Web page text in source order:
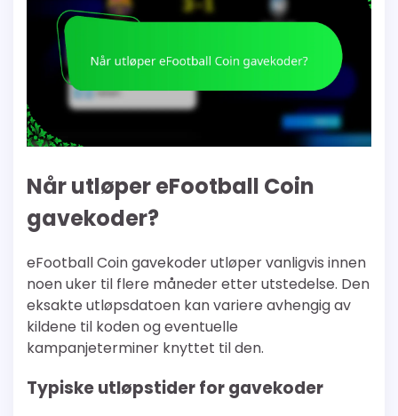
Når utløper eFootball Coin
gavekoder?
eFootball Coin gavekoder utløper vanligvis innen
noen uker til flere måneder etter utstedelse. Den
eksakte utløpsdatoen kan variere avhengig av
kildene til koden og eventuelle
kampanjeterminer knyttet til den.
Typiske utløpstider for gavekoder